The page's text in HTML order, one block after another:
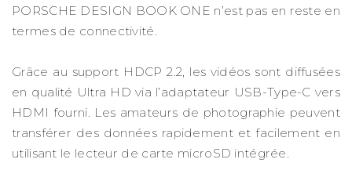
PORSCHE DESIGN BOOK ONE n’est pas en reste en
termes de connectivité.
Grâce au support HDCP 2.2, les vidéos sont diffusées
en qualité Ultra HD via l’adaptateur USB-Type-C vers
HDMI fourni. Les amateurs de photographie peuvent
transférer des données rapidement et facilement en
utilisant le lecteur de carte microSD intégrée.